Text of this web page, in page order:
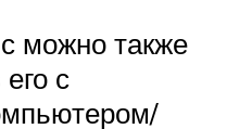
можно также
с